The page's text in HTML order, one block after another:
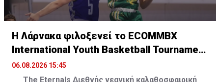
Η Λάρνακα φιλοξενεί το ECOMMBX
International Youth Basketball Tournament
Vol.2
06.08.2026 15:45
The Eternals Διεθνής νεανική καλαθοσφαιρική